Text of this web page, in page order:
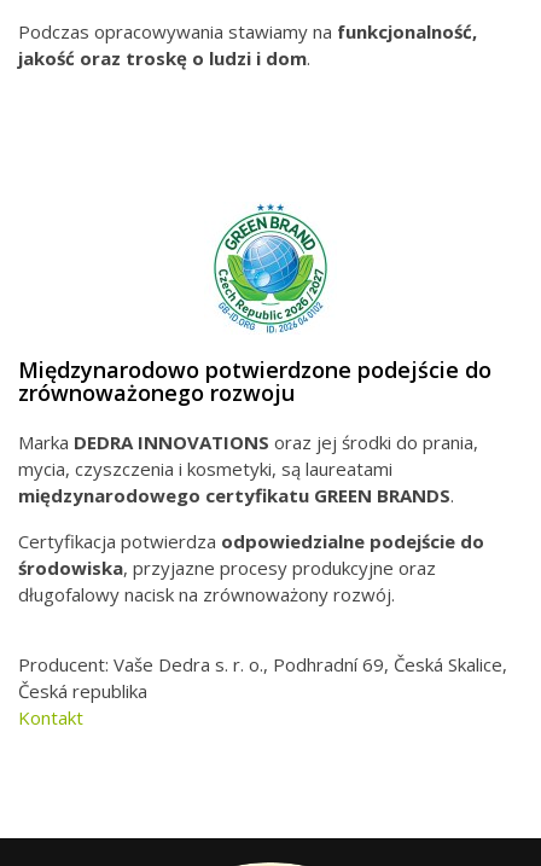
Podczas opracowywania stawiamy na funkcjonalność,
jakość oraz troskę o ludzi i dom.
Międzynarodowo potwierdzone podejście do
zrównoważonego rozwoju
Marka DEDRA INNOVATIONS oraz jej środki do prania,
mycia, czyszczenia i kosmetyki, są laureatami
międzynarodowego certyfikatu GREEN BRANDS.
Certyfikacja potwierdza odpowiedzialne podejście do
środowiska, przyjazne procesy produkcyjne oraz
długofalowy nacisk na zrównoważony rozwój.
Producent: Vaše Dedra s. r. o., Podhradní 69, Česká Skalice,
Česká republika
Kontakt